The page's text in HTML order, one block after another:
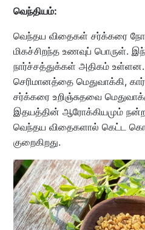
வெந்தியம்:
வெந்தய விதைகள் சர்க்கரை
மிகச்சிறந்த உணவுப் பொருள்.
நார்ச்சத்துக்கள் அதிகம் உள்ளன.
செரிமானத்தை மெதுவாக்கி,
சர்க்கரை உறிஞ்சுதவை
இதயத்தின் ஆரோக்கியமும்
வெந்தய விதைகளால் கெட்ட
குறைகிறது.